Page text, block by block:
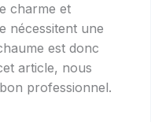
charme et
nécessitent une
est donc
article, nous
professionnel.